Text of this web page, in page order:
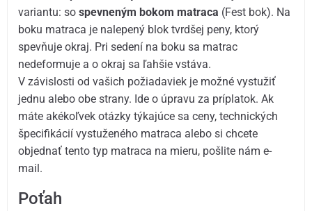
variantu: sospevneným bokom matraca (Fest bok). Na
boku matraca je nalepený blok tvrdšej peny, ktorý
spevňuje okraj. Pri sedení na boku sa matrac
nedeformuje a o okraj sa ľahšie vstáva.
V závislosti od vašich požiadaviek je možné vystužiť
jednu alebo obe strany. Ide o úpravu za príplatok. Ak
máte akékoľvek otázky týkajúce sa ceny, technických
špecifikácií vystuženého matraca alebo si chcete
objednať tento typ matraca na mieru, pošlite nám e-
mail.
Poťah